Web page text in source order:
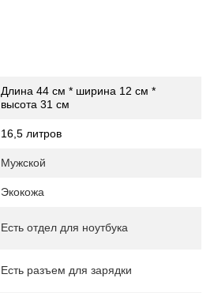
Длина 44 см * ширина 12 см *
высота 31 см
16,5 литров
Мужской
Экокожа
Есть отдел для ноутбука
Есть разъем для зарядки